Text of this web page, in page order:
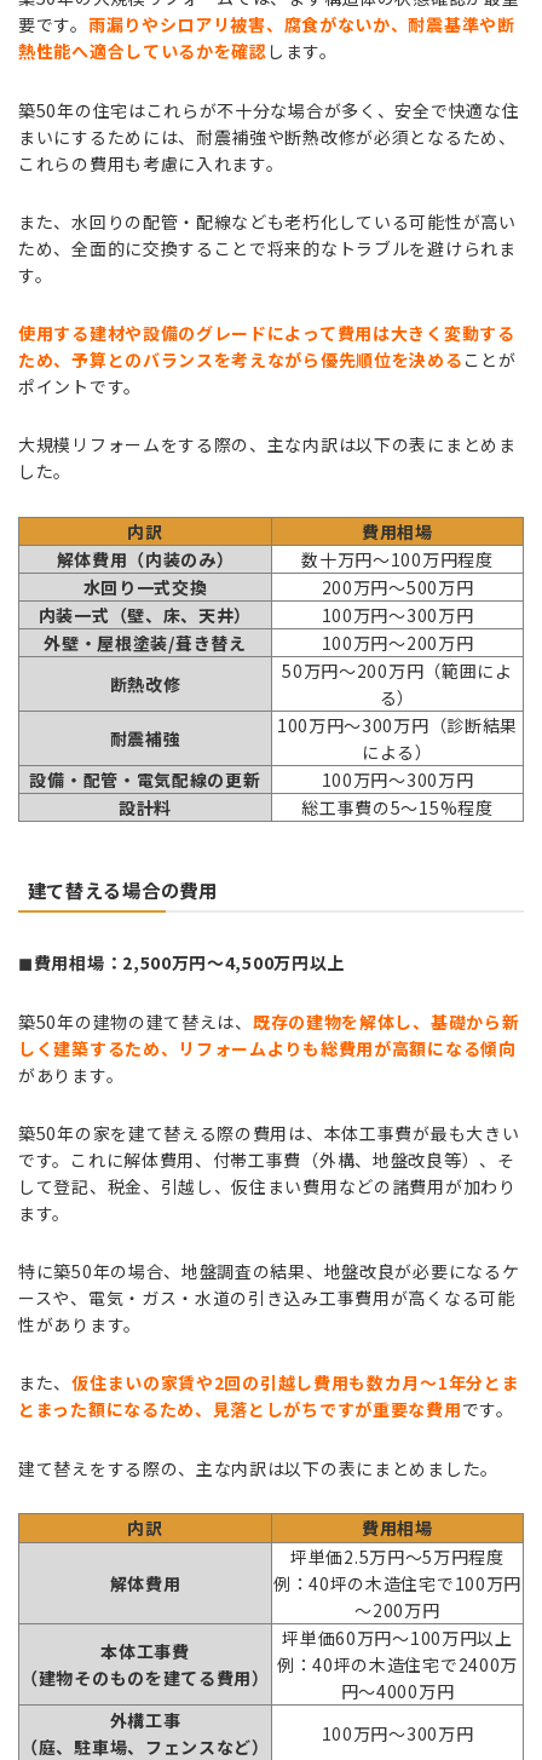
要です。 雨漏りやシロアリ被害、腐食がないか、耐震基準や断
熱性能へ適合しているかを確認 します。
築50年の住宅はこれらが不十分な場合が多く、安全で快適な住
まいにするためには、耐震補強や断熱改修が必須となるため、
これらの費用も考慮に入れます。
また、水回りの配管・配線なども老朽化している可能性が高い
ため、全面的に交換することで将来的なトラブルを避けられま
す。
使用する建材や設備のグレードによって費用は大きく変動する
ため、予算とのバランスを考えながら優先順位を決める ことが
ポイントです。
大規模リフォームをする際の、主な内訳は以下の表にまとめま
した。
内訳
費用相場
解体費用（内装のみ）
数十万円～100万円程度
水回り一式交換
200万円～500万円
内装一式（壁、床、天井）
100万円～300万円
外壁・屋根塗装/葺き替え
100万円～200万円
断熱改修
50万円～200万円（範囲によ
る）
耐震補強
100万円～300万円（診断結果
による）
設備・配管・電気配線の更新
100万円～300万円
設計料
総工事費の5～15%程度
建て替える場合の費用
◼︎費用相場：2,500万円～4,500万円以上
築50年の建物の建て替えは、 既存の建物を解体し、基礎から新
しく建築するため、リフォームよりも総費用が高額になる傾向
があります。
築50年の家を建て替える際の費用は、本体工事費が最も大きい
です。これに解体費用、付帯工事費（外構、地盤改良等）、そ
して登記、税金、引越し、仮住まい費用などの諸費用が加わり
ます。
特に築50年の場合、地盤調査の結果、地盤改良が必要になるケ
ースや、電気・ガス・水道の引き込み工事費用が高くなる可能
性があります。
また、仮住まいの家賃や2回の引越し費用も数カ月～1年分とま
とまった額になるため、見落としがちですが重要な費用です。
建て替えをする際の、主な内訳は以下の表にまとめました。
内訳 費用相場
解体費用
坪単価2.5万円～5万円程度
例：40坪の木造住宅で100万円
～200万円
本体工事費
（建物そのものを建てる費用）
坪単価60万円～100万円以上
例：40坪の木造住宅で2400万
円～4000万円
外構工事
（庭、駐車場、フェンスなど）
100万円～300万円